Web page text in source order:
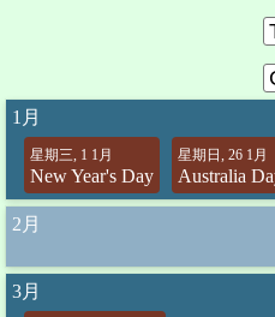
1月
星期三, 1 1月
New Year's Day
星期日, 26 1月
Australia
2月
3月